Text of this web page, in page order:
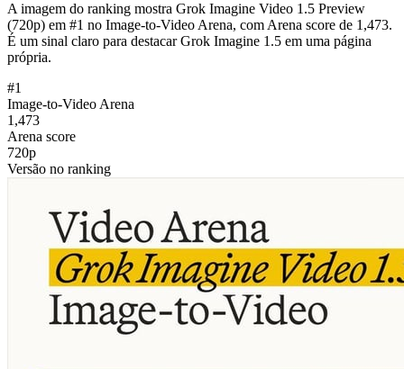
A imagem do ranking mostra Grok Imagine Video 1.5 Preview
(720p) em #1 no Image-to-Video Arena, com Arena score de 1,473.
É um sinal claro para destacar Grok Imagine 1.5 em uma página
própria.
#1
Image-to-Video Arena
1,473
Arena score
720p
Versão no ranking